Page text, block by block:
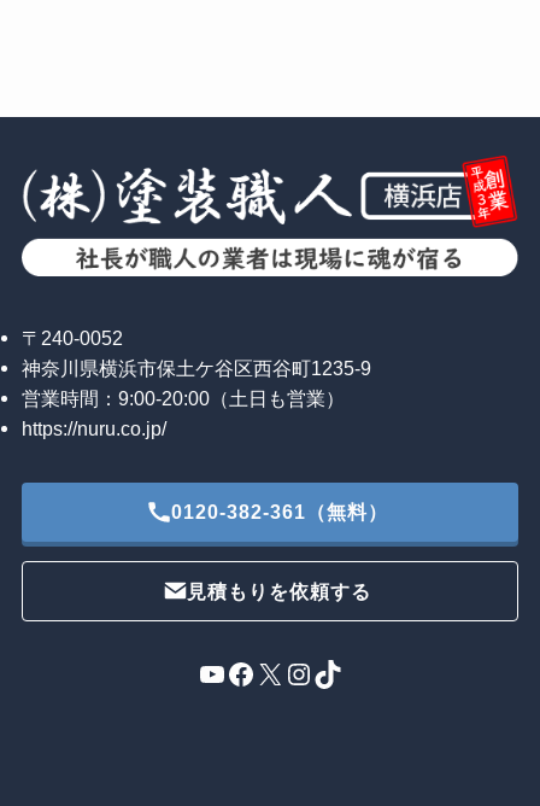
〒240-0052
神奈川県横浜市保土ケ谷区西谷町1235-9
営業時間：9:00-20:00（土日も営業）
https://nuru.co.jp/
0120-382-361（無料）
見積もりを依頼する
YouTube
Facebook
X Instagram
TikTok